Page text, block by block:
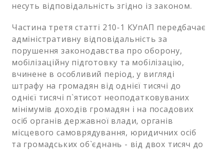
несуть відповідальність згідно із законом.
Частина третя статті 210-1 КУпАП передбачає
адміністративну відповідальність за
порушення законодавства про оборону,
мобілізаційну підготовку та мобілізацію,
вчинене в особливий період, у вигляді
штрафу на громадян від однієї тисячі до
однієї тисячі п`ятисот неоподатковуваних
мінімумів доходів громадян і на посадових
осіб органів державної влади, органів
місцевого самоврядування, юридичних осіб
та громадських об`єднань - від двох тисяч до